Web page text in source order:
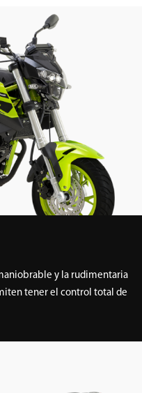
y la rudimentaria
tener el control total de